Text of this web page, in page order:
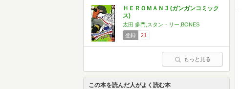
ＨＥＲＯＭＡＮ 3 (ガンガンコミック
ス)
太田 多門,スタン・リー,BONES
登録
21
もっと見る
この本を読んだ人がよく読む本